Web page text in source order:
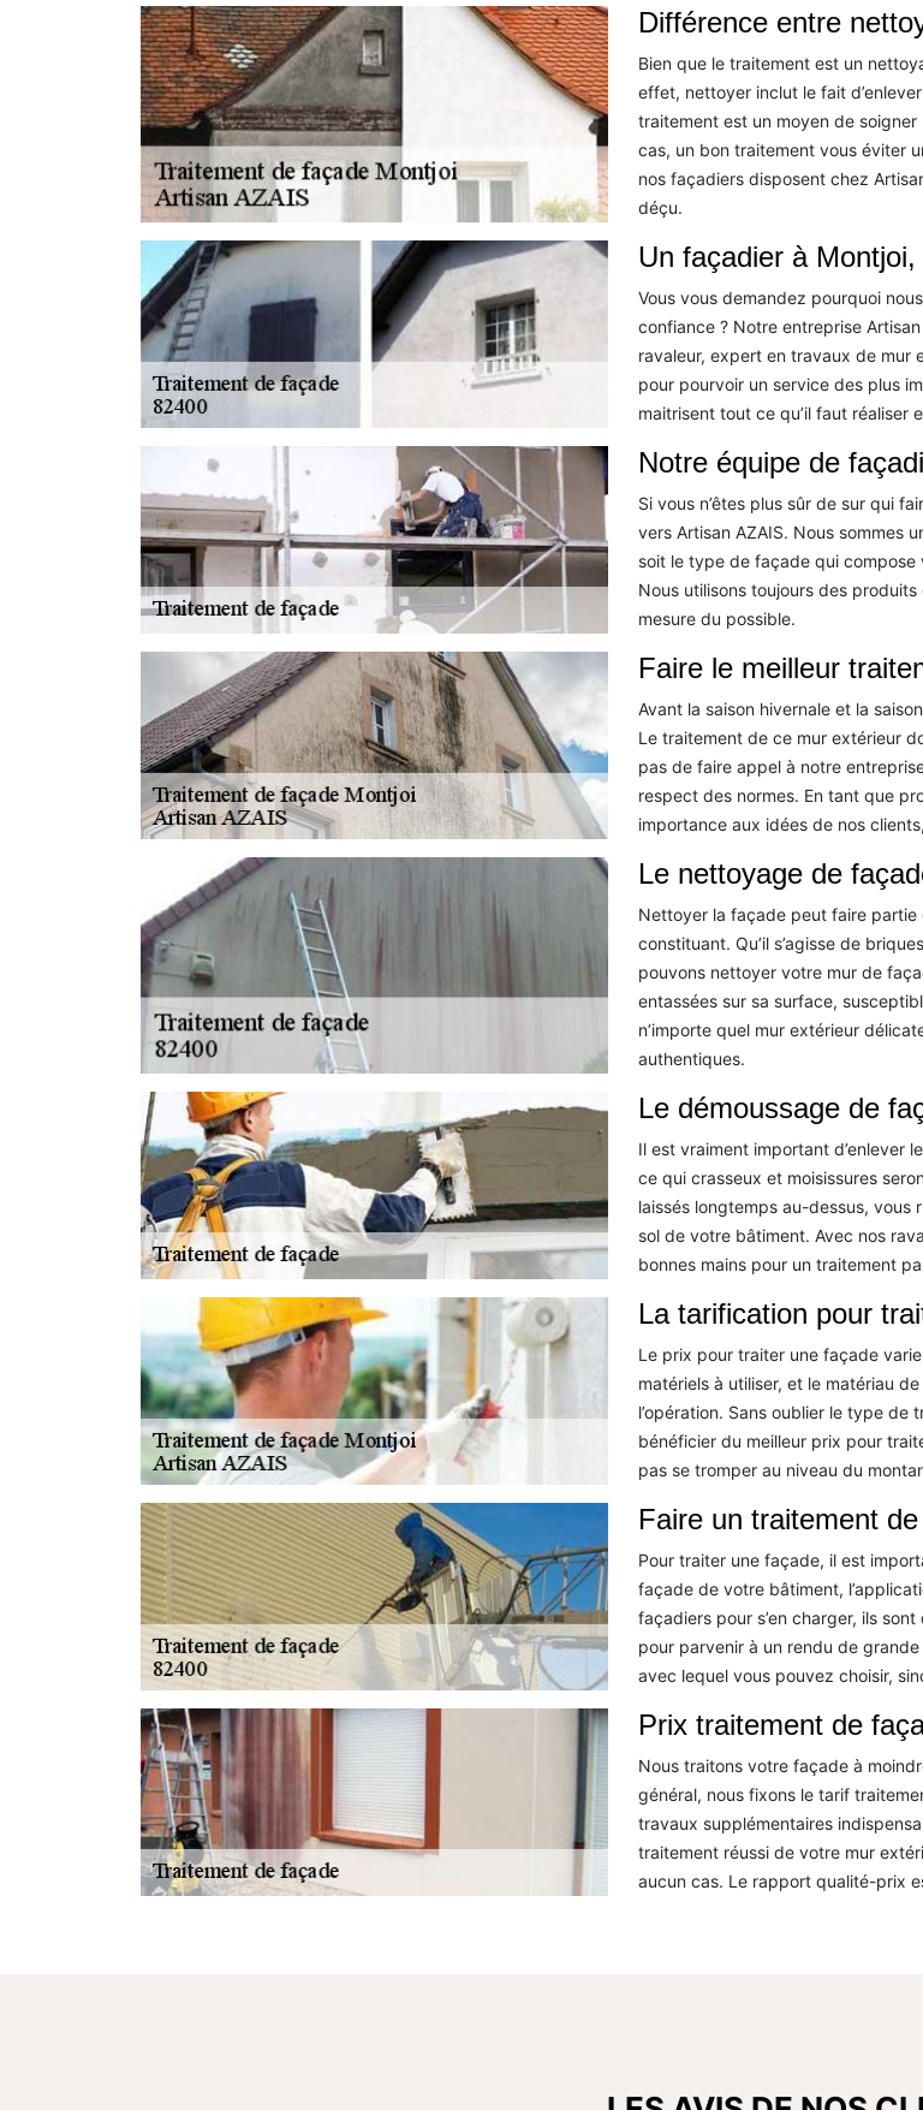
Différence entre
Bien que le traitement est un
effet, nettoyer inclut le fait
traitement est un moyen de
cas, un bon traitement vous éviter
nos façadiers disposent chez
déçu.
Un façadier à
Vous vous demandez pourquoi
confiance ? Notre entreprise
ravaleur, expert en travaux de mur
pour pourvoir un service des plus
maitrisent tout ce qu’il faut réaliser
Notre équipe de
Si vous n’êtes plus sûr de sur qui
vers Artisan AZAIS. Nous sommes
soit le type de façade qui compose
Nous utilisons toujours des
mesure du possible.
Faire le meilleur
Avant la saison hivernale et la
Le traitement de ce mur extérieur
pas de faire appel à notre
respect des normes. En tant que
importance aux idées de nos
Le nettoyage de
Nettoyer la façade peut faire partie
constituant. Qu’il s’agisse de
pouvons nettoyer votre mur de
entassées sur sa surface,
n’importe quel mur extérieur
authentiques.
Le démoussage de
Il est vraiment important d’enlever
ce qui crasseux et moisissures
laissés longtemps au-dessus, vous
sol de votre bâtiment. Avec nos
bonnes mains pour un traitement
La tarification pour
Le prix pour traiter une façade
matériels à utiliser, et le matériau
l’opération. Sans oublier le type
bénéficier du meilleur prix pour
pas se tromper au niveau du
Faire un traitement
Pour traiter une façade, il est
façade de votre bâtiment,
façadiers pour s’en charger, ils
pour parvenir à un rendu de
avec lequel vous pouvez choisir,
Prix traitement de
Nous traitons votre façade à
général, nous fixons le tarif
travaux supplémentaires
traitement réussi de votre mur
aucun cas. Le rapport qualité-prix